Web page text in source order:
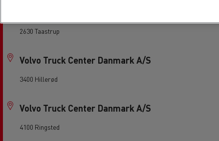
2630 Taastrup
Volvo Truck Center Danmark A/S
3400 Hillerød
Volvo Truck Center Danmark A/S
4100 Ringsted